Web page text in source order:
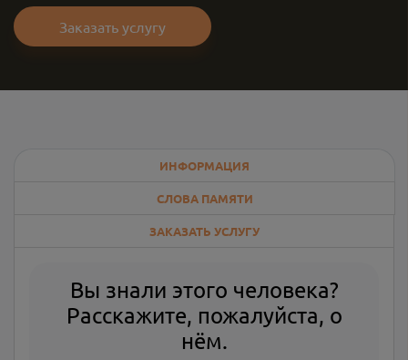
Заказать услугу
ИНФОРМАЦИЯ
СЛОВА ПАМЯТИ
ЗАКАЗАТЬ УСЛУГУ
Вы знали этого человека?
Расскажите, пожалуйста, о
нём.